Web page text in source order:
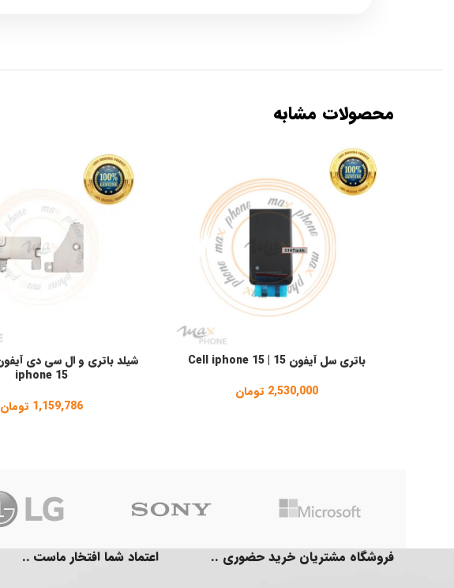
محصولات مشابه
انتخاب گزینه ها
باتری سل آیفون 15 | Cell iphone 15
2,530,000 تومان
افزودن به سبد خرید
iphone 15
1,159,786 تومان
فروشگاه مشتریان خرید حضوری .. اعتماد شما افتخار ماست ..